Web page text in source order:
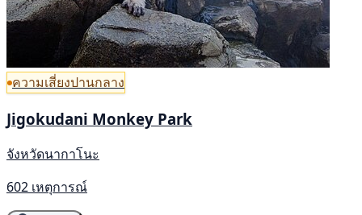
ความเสี่ยงปานกลาง
Jigokudani Monkey Park
จังหวัดนากาโนะ
602 เหตุการณ์